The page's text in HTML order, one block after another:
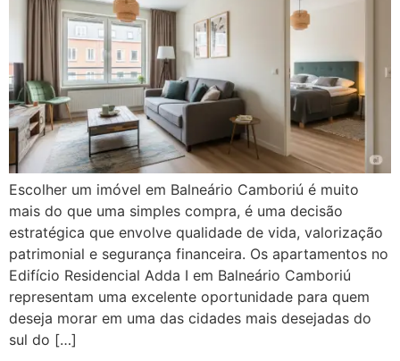
Escolher um imóvel em Balneário Camboriú é muito
mais do que uma simples compra, é uma decisão
estratégica que envolve qualidade de vida, valorização
patrimonial e segurança financeira. Os apartamentos no
Edifício Residencial Adda I em Balneário Camboriú
representam uma excelente oportunidade para quem
deseja morar em uma das cidades mais desejadas do
sul do […]